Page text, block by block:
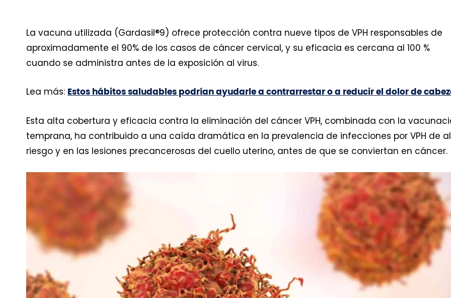
La vacuna utilizada (Gardasil®9) ofrece protección contra nueve tipos de VPH responsables de
aproximadamente el 90% de los casos de cáncer cervical, y su eficacia es cercana al 100 %
cuando se administra antes de la exposición al virus.
Lea más: Estos hábitos saludables podrían ayudarle a contrarrestar o a reducir el dolor de
Esta alta cobertura y eficacia contra la eliminación del cáncer VPH, combinada con la
temprana, ha contribuido a una caída dramática en la prevalencia de infecciones por VPH de
riesgo y en las lesiones precancerosas del cuello uterino, antes de que se conviertan en cáncer.